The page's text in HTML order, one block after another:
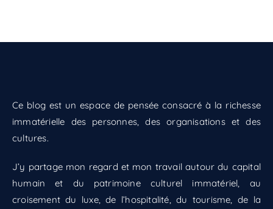
Ce blog est un espace de pensée consacré à la richesse
immatérielle des personnes, des organisations et des
cultures.
J’y partage mon regard et mon travail autour du capital
humain et du patrimoine culturel immatériel, au
croisement du luxe, de l’hospitalité, du tourisme, de la